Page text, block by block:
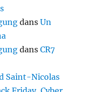
dansUn
dansCR7
Saint-Nicolas